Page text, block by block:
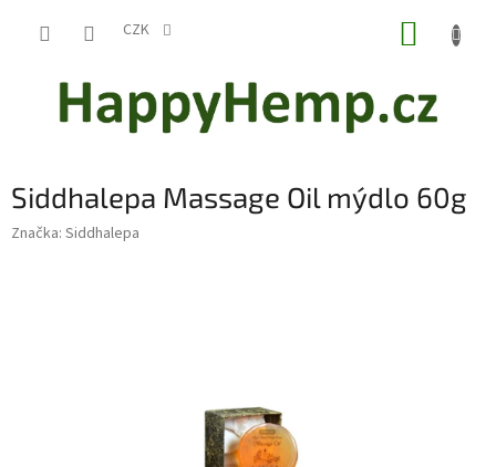
CZK
Siddhalepa Massage Oil mýdlo 60g
Značka: Siddhalepa